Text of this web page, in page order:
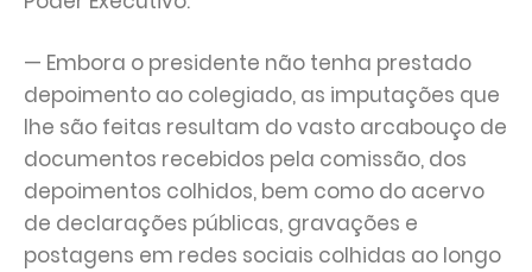
— Embora o presidente não tenha prestado
depoimento ao colegiado, as imputações que
lhe são feitas resultam do vasto arcabouço de
documentos recebidos pela comissão, dos
depoimentos colhidos, bem como do acervo
de declarações públicas, gravações e
postagens em redes sociais colhidas ao longo